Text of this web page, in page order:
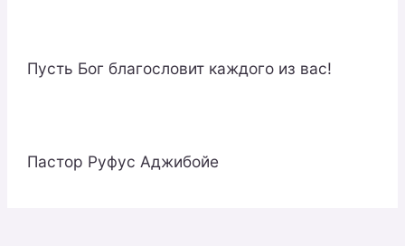
Пусть Бог благословит каждого из вас!
Пастор Руфус Аджибойе